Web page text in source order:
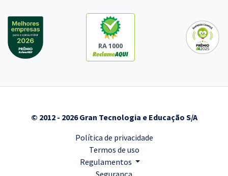
RA 1000
© 2012 - 2026 Gran Tecnologia e Educação S/A
Política de privacidade
Termos de uso
Regulamentos
Segurança